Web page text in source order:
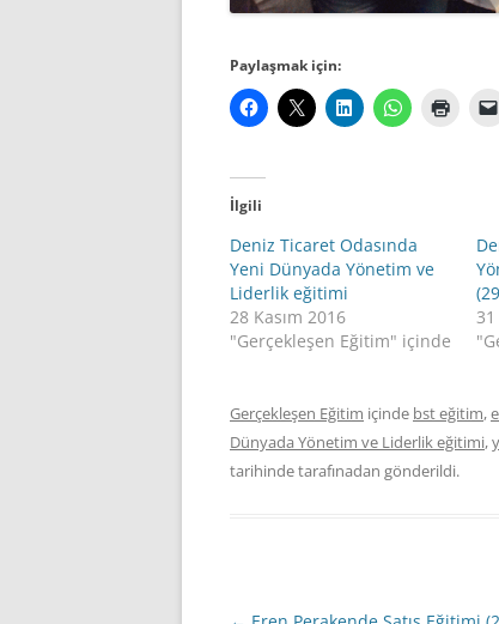
Paylaşmak için:
İlgili
Deniz Ticaret Odasında
Yeni Dünyada Yönetim ve
Liderlik eğitimi
28 Kasım 2016
"Gerçekleşen Eğitim" içinde
Gerçekleşen Eğitim içinde bst eğitim,
Dünyada Yönetim ve Liderlik eğitimi,
tarihindetarafınadan gönderildi.